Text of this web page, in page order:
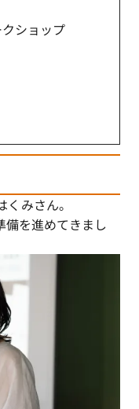
ショップ
みさん。
備を進めてきまし